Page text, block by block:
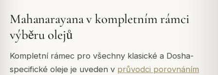
Mahanarayana v kompletním rámci
výběru olejů
Kompletní rámec pro všechny klasické a Dosha-
specifické oleje je uveden v průvodci porovnáním